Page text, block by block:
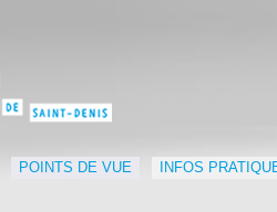
POINTS DE VUE INFOS